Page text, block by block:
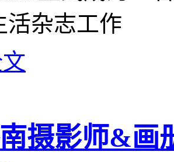
活杂志工作
南摄影师&